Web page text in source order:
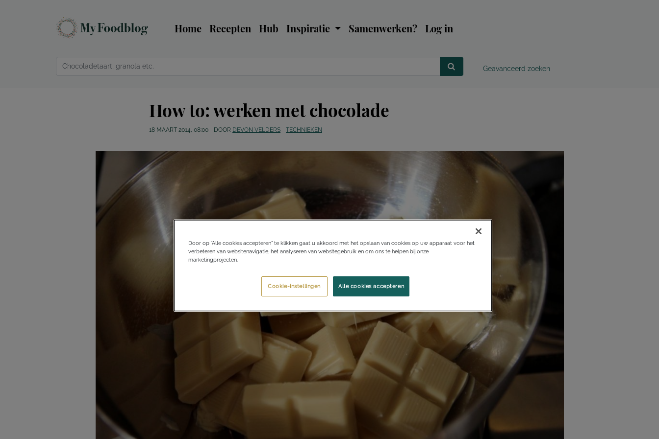
Home Recepten Hub Inspiratie Samenwerken? Log in
Geavanceerd zoeken
How to: werken met chocolade
18 MAART 2014, 08:00 DOOR DEVON VELDERS TECHNIEKEN
Door op “Alle cookies accepteren” te klikken gaat u akkoord met het opslaan van cookies op uw apparaat voor het
verbeteren van websitenavigatie, het analyseren van websitegebruik en om ons te helpen bij onze
marketingprojecten.
Alle cookies accepteren
Cookie-instellingen